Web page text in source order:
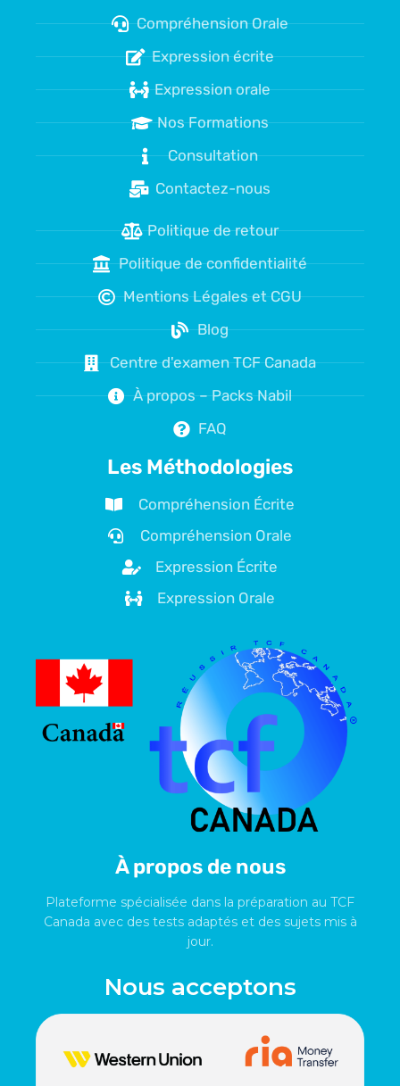
Compréhension Orale
Expression écrite
Expression orale
Nos Formations
Consultation
Contactez-nous
Politique de retour
Politique de confidentialité
Mentions Légales et CGU
Blog
Centre d'examen TCF Canada
À propos – Packs Nabil
FAQ
Les Méthodologies
Compréhension Écrite
Compréhension Orale
Expression Écrite
Expression Orale
À propos de nous
Plateforme spécialisée dans la préparation au TCF
Canada avec des tests adaptés et des sujets mis à
jour.
Nous acceptons